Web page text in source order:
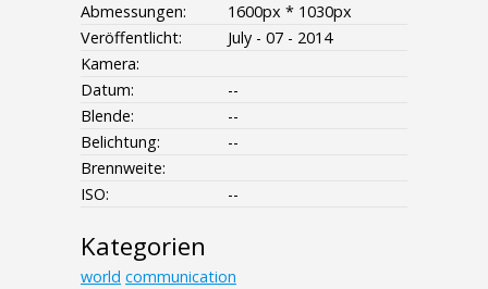
Abmessungen:
1600px * 1030px
Veröffentlicht:
July - 07 - 2014
Kamera:
Datum:
--
Blende:
--
Belichtung:
--
Brennweite:
ISO:
--
Kategorien
world communication